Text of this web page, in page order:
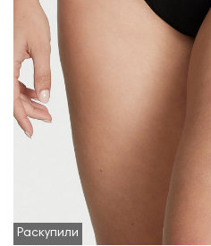
Раскупили